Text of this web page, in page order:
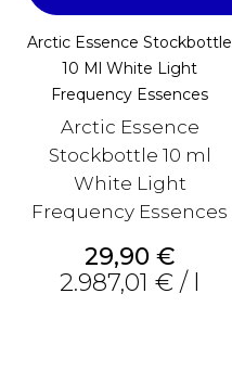
Arctic Essence Stockbottle
10 Ml White Light
Frequency Essences
Arctic Essence
Stockbottle 10 ml
White Light
Frequency Essences
Prezzo
29,90 €
2.987,01 € / l